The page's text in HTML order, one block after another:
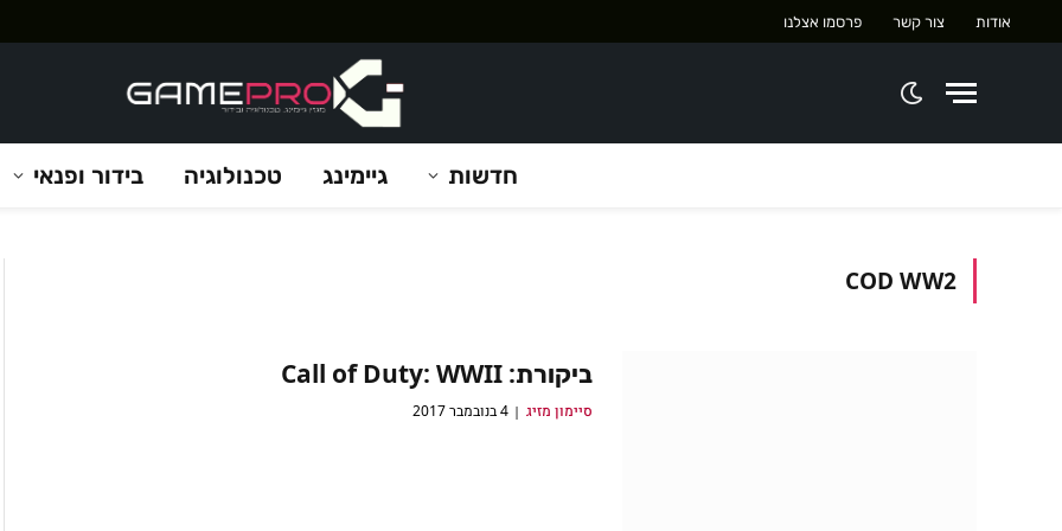
אודות צור קשר פרסמו אצלנו
חדשות גיימינג טכנולוגיה בידור ופנאי
COD WW2
ביקורת: Call of Duty: WWII
סיימון מזיג 4 בנובמבר 2017